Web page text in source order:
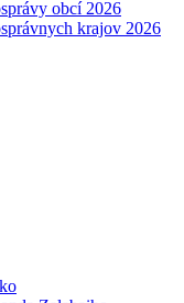
obcí 2026
krajov 2026